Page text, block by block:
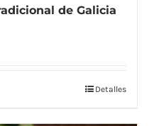
de Galicia
Detalles